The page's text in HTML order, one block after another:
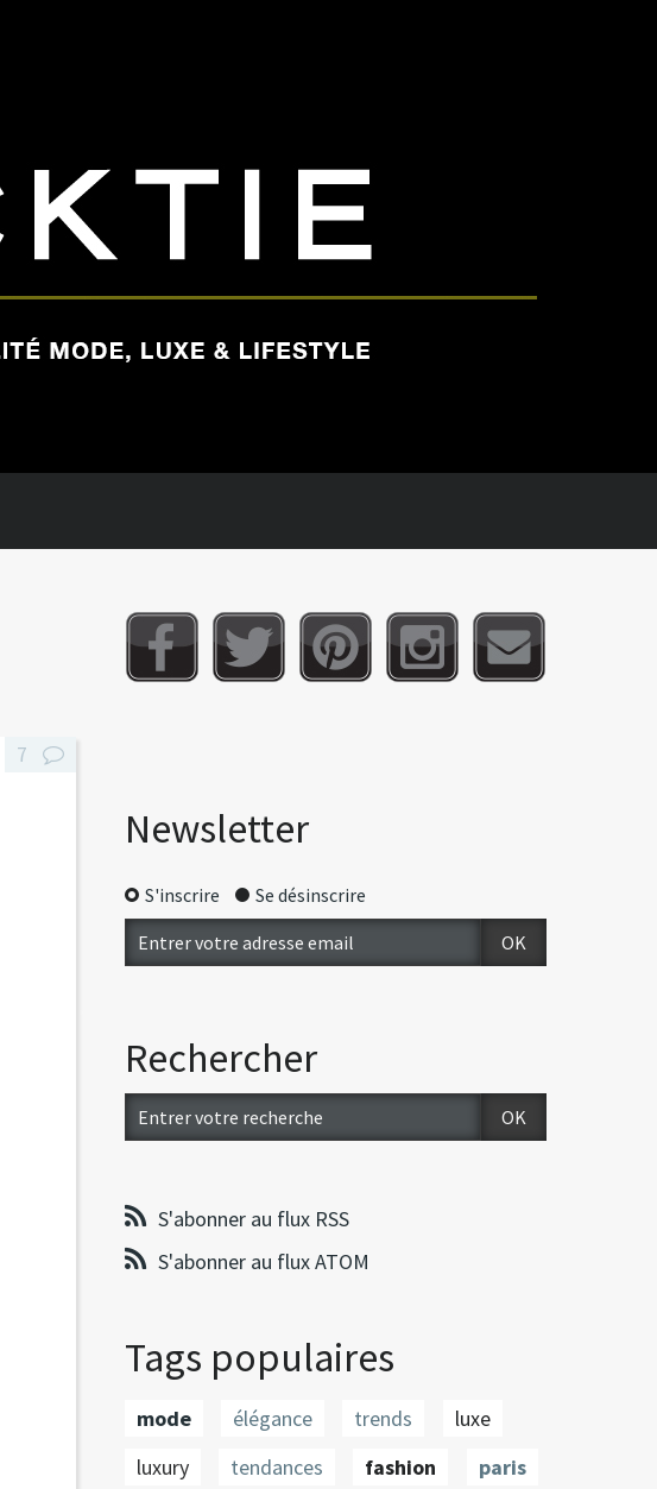
7
Newsletter
S'inscrire Se désinscrire
Rechercher
S'abonner au flux RSS
S'abonner au flux ATOM
Tags populaires
mode élégance trends
luxe
luxury
tendances fashion
paris